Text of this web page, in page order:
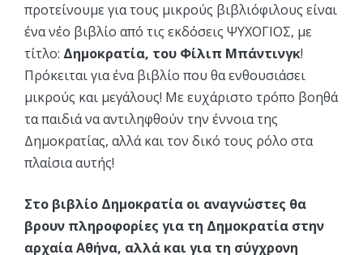
προτείνουμε για τους μικρούς βιβλιόφιλους είναι
ένα νέο βιβλίο από τις εκδόσεις ΨΥΧΟΓΙΟΣ, με
τίτλο: Δημοκρατία, του Φίλιπ Μπάντινγκ!
Πρόκειται για ένα βιβλίο που θα ενθουσιάσει
μικρούς και μεγάλους! Με ευχάριστο τρόπο βοηθά
τα παιδιά να αντιληφθούν την έννοια της
Δημοκρατίας, αλλά και τον δικό τους ρόλο στα
πλαίσια αυτής!
Στο βιβλίο Δημοκρατία οι αναγνώστες θα
βρουν πληροφορίες για τη Δημοκρατία στην
αρχαία Αθήνα, αλλά και για τη σύγχρονη